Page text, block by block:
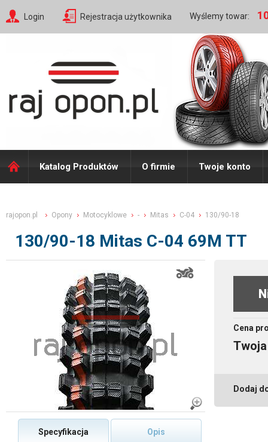
Login Rejestracja użytkownika Wyślemy towar:
Katalog Produktów O firmie Twoje konto
rajopon.pl Opony Motocyklowe - Mitas C-04 130/90-18
130/90-18 Mitas C-04 69M TT
Cena
Dodaj
Specyfikacja Opis